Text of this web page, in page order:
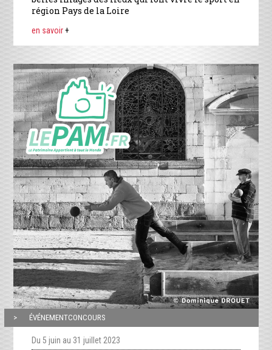
région Pays de la Loire
en savoir+
ÉVÉNEMENTCONCOURS
Du 5 juin au 31 juillet 2023